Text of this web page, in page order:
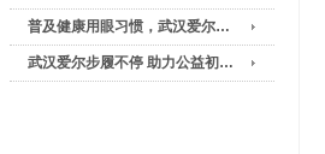
普及健康用眼习惯，武汉爱尔…
武汉爱尔步履不停 助力公益初…